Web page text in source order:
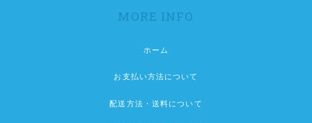
MORE INFO
ホーム
お支払い方法について
配送方法・送料について